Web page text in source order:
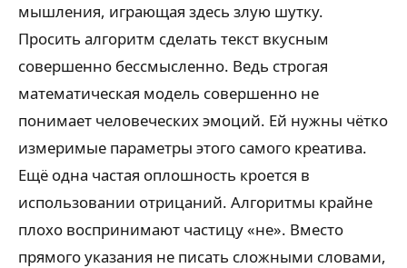
мышления, играющая здесь злую шутку.
Просить алгоритм сделать текст вкусным
совершенно бессмысленно. Ведь строгая
математическая модель совершенно не
понимает человеческих эмоций. Ей нужны чётко
измеримые параметры этого самого креатива.
Ещё одна частая оплошность кроется в
использовании отрицаний. Алгоритмы крайне
плохо воспринимают частицу «не». Вместо
прямого указания не писать сложными словами,